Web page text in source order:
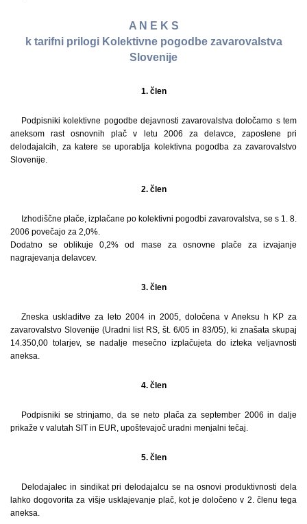
A N E K S
k tarifni prilogi Kolektivne pogodbe zavarovalstva
Slovenije
1. člen
Podpisniki kolektivne pogodbe dejavnosti zavarovalstva določamo s tem
aneksom rast osnovnih plač v letu 2006 za delavce, zaposlene pri
delodajalcih, za katere se uporablja kolektivna pogodba za zavarovalstvo
Slovenije.
2. člen
Izhodiščne plače, izplačane po kolektivni pogodbi zavarovalstva, se s 1. 8.
2006 povečajo za 2,0%.
Dodatno se oblikuje 0,2% od mase za osnovne plače za izvajanje
nagrajevanja delavcev.
3. člen
Zneska uskladitve za leto 2004 in 2005, določena v Aneksu h KP za
zavarovalstvo Slovenije (Uradni list RS, št. 6/05 in 83/05), ki znašata skupaj
14.350,00 tolarjev, se nadalje mesečno izplačujeta do izteka veljavnosti
aneksa.
4. člen
Podpisniki se strinjamo, da se neto plača za september 2006 in dalje
prikaže v valutah SIT in EUR, upoštevajoč uradni menjalni tečaj.
5. člen
Delodajalec in sindikat pri delodajalcu se na osnovi produktivnosti dela
lahko dogovorita za višje usklajevanje plač, kot je določeno v 2. členu tega
aneksa.